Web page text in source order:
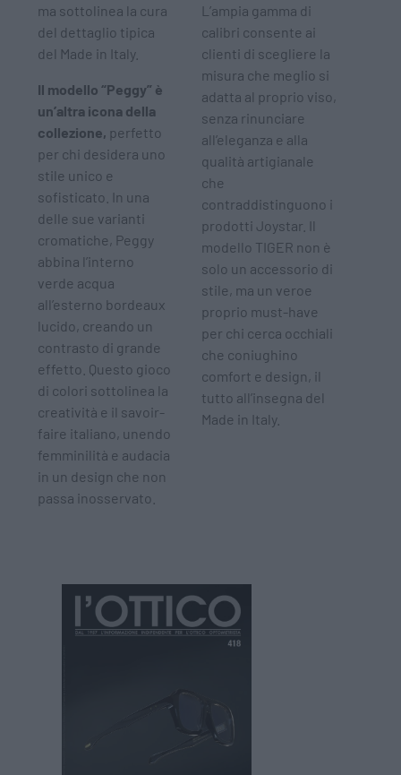
ma sottolinea la cura
del dettaglio tipica
del Made in Italy.
Il modello “Peggy” è
un’altra icona della
collezione, perfetto
per chi desidera uno
stile unico e
sofisticato. In una
delle sue varianti
cromatiche, Peggy
abbina l’interno
verde acqua
all’esterno bordeaux
lucido, creando un
contrasto di grande
effetto. Questo gioco
di colori sottolinea la
creatività e il savoir-
faire italiano, unendo
femminilità e audacia
in un design che non
passa inosservato.
L’ampia gamma di
calibri consente ai
clienti di scegliere la
misura che meglio si
adatta al proprio viso,
senza rinunciare
all’eleganza e alla
qualità artigianale
che
contraddistinguono i
prodotti Joystar. Il
modello TIGER non è
solo un accessorio di
stile, ma un veroe
proprio must-have
per chi cerca occhiali
che coniughino
comfort e design, il
tutto all’insegna del
Made in Italy.